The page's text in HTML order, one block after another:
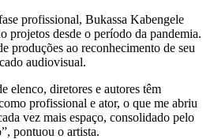
profissional, Bukassa Kabengele
projetos desde o período da pandemia.
produções ao reconhecimento de seu
audiovisual.
elenco, diretores e autores têm
profissional e ator, o que me abriu
vez mais espaço, consolidado pelo
pontuou o artista.